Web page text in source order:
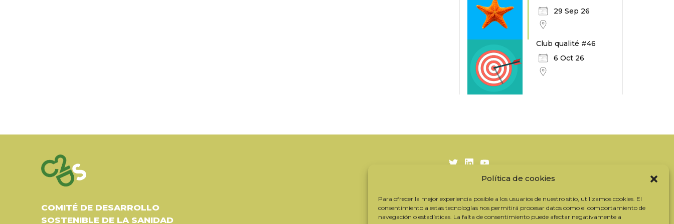
Política de cookies
Para ofrecer la mejor experiencia posible a los usuarios de nuestro sitio, utilizamos cookies. El
consentimiento a estas tecnologías nos permitirá procesar datos como el comportamiento de
navegación o estadísticas. La falta de consentimiento puede afectar negativamente a
29 Sep 26
Club qualité #46
6 Oct 26
COMITÉ DE DESARROLLO
SOSTENIBLE DE LA SANIDAD
TwitterLinkedIn
Youtube
Nuestros socios
Contactar con el equipo